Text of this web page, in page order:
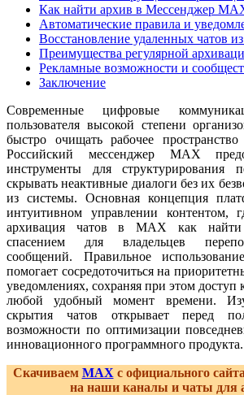
Как найти архив в Мессенджер
Автоматические правила и
Восстановление удаленных чатов
Преимущества регулярной
Рекламные возможности и
Заключение
Современные цифровые
пользователя высокой степени
быстро очищать рабочее
Российский мессенджер MAX
инструменты для структурирования
скрывать неактивные диалоги без их
из системы. Основная концепция
интуитивном управлении контентом,
архивация чатов в MAX как найти
спасением для владельцев
сообщений. Правильное
помогает сосредоточиться на
уведомлениях, сохраняя при этом
любой удобный момент времени.
скрытия чатов открывает перед
возможности по оптимизации
инновационного программного продукта.
Скачиваем MAX с официального
на наши каналы и чаты для